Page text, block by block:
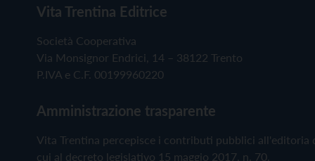
Vita Trentina Editrice
Società Cooperativa
Via Monsignor Endrici, 14 – 38122 Trento
P.IVA e C.F. 00199960220
Amministrazione trasparente
Vita Trentina percepisce i contributi pubblici all'editoria
cui al decreto legislativo 15 maggio 2017, n. 70.